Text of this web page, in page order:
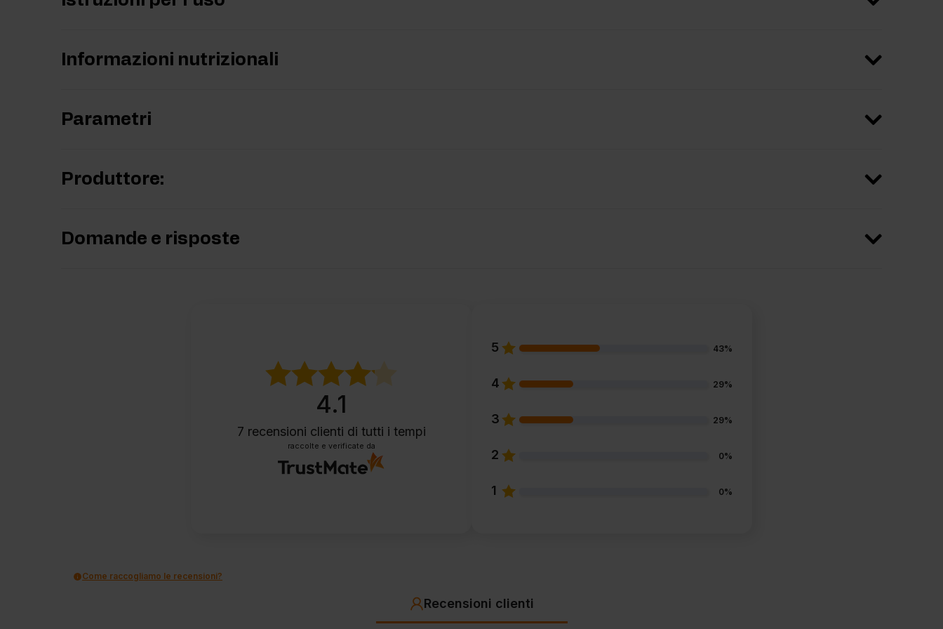
Informazioni nutrizionali
Parametri
Produttore:
Domande e risposte
4.1
7 recensioni clienti di tutti i tempi
raccolte e verificate da
5 43%
4 29%
3 29%
2 0%
1 0%
Come raccogliamo le recensioni?
Recensioni clienti